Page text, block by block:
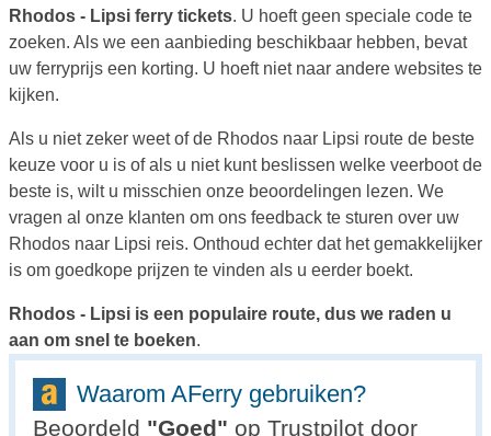
Rhodos - Lipsi ferry tickets. U hoeft geen speciale code te
zoeken. Als we een aanbieding beschikbaar hebben, bevat
uw ferryprijs een korting. U hoeft niet naar andere websites te
kijken.
Als u niet zeker weet of de Rhodos naar Lipsi route de beste
keuze voor u is of als u niet kunt beslissen welke veerboot de
beste is, wilt u misschien onze beoordelingen lezen. We
vragen al onze klanten om ons feedback te sturen over uw
Rhodos naar Lipsi reis. Onthoud echter dat het gemakkelijker
is om goedkope prijzen te vinden als u eerder boekt.
Rhodos - Lipsi is een populaire route, dus we raden u
aan om snel te boeken.
Waarom AFerry gebruiken?
Beoordeld "Goed" op Trustpilot door